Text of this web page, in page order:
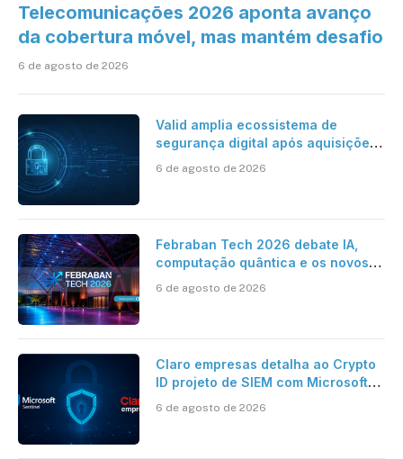
Telecomunicações 2026 aponta avanço
da cobertura móvel, mas mantém desafio
6 de agosto de 2026
Valid amplia ecossistema de
segurança digital após aquisições
6 de agosto de 2026
Febraban Tech 2026 debate IA,
computação quântica e os novos
6 de agosto de 2026
Claro empresas detalha ao Crypto
ID projeto de SIEM com Microsoft
automatizada
6 de agosto de 2026